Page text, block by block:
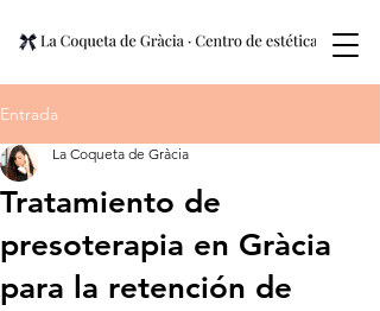
Entrada
Tratamiento de
presoterapia en Gràcia
para la retención de
La Coqueta de Gràcia